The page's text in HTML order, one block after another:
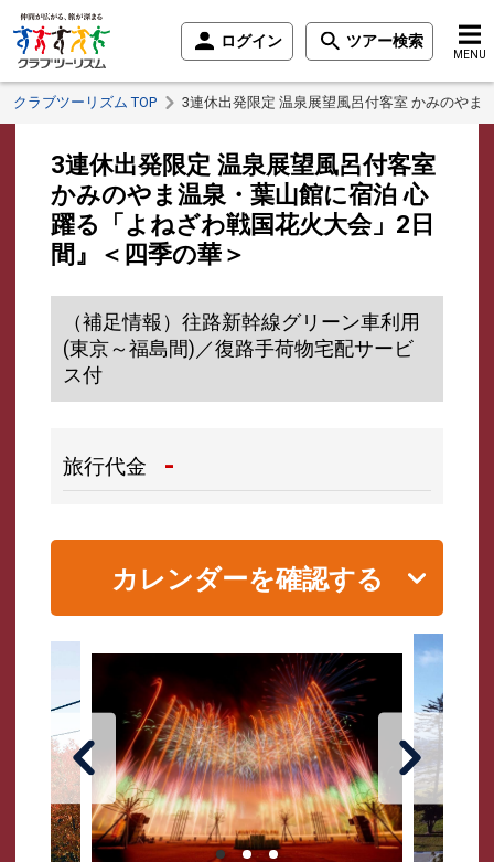
ログイン ツアー検索
MENU
クラブツーリズム TOP 3連休出発限定 温泉展望風呂付客室 かみのやま
3連休出発限定 温泉展望風呂付客室
かみのやま温泉・葉山館に宿泊 心
躍る「よねざわ戦国花火大会」2日
間』＜四季の華＞
（補足情報）往路新幹線グリーン車利用
(東京～福島間)／復路手荷物宅配サービ
ス付
旅行代金 -
カレンダーを確認する